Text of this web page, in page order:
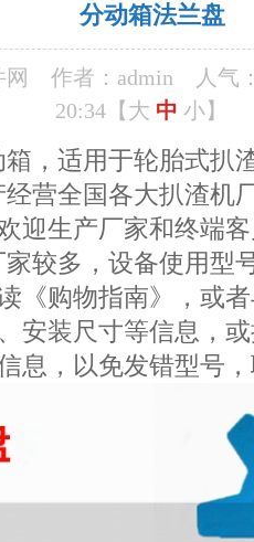
分动箱法兰盘
作者：admin
人气
20:34【 大 中 小】
，适用于轮胎式扒
营全国各大扒渣机
迎生产厂家和终端
较多，设备使用型
《购物指南》，或
安装尺寸等信息，
息，以免发错型号